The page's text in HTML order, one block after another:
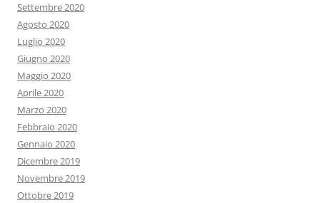
Settembre 2020
Agosto 2020
Luglio 2020
Giugno 2020
Maggio 2020
Aprile 2020
Marzo 2020
Febbraio 2020
Gennaio 2020
Dicembre 2019
Novembre 2019
Ottobre 2019